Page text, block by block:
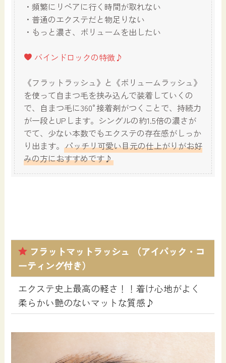
・頻繁にリペアに行く時間が取れない
・普通のエクステだと物足りない
・もっと濃さ、ボリュームを出したい
バインドロックの特徴♪
《フラットラッシュ》と《ボリュームラッシュ》
を使って自まつ毛を挟み込んで装着していくの
で、自まつ毛に360°接着剤がつくことで、持続力
が一段とUPします。シングルの約1.5倍の濃さが
でて、少ない本数でもエクステの存在感がしっか
り出ます。 パッチリ可愛い目元の仕上がりがお好
みの方におすすめです♪
フラットマットラッシュ （アイパック・コ
ーティング付き）
エクステ史上最高の軽さ！！着け心地がよく
柔らかい艶のないマットな質感♪